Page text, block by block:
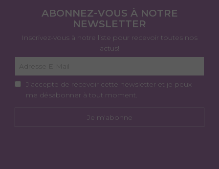
ABONNEZ-VOUS À NOTRE
NEWSLETTER
Inscrivez-vous à notre liste pour recevoir toutes nos
actus!
J’accepte de recevoir cette newsletter et je peux
me désabonner à tout moment.
Je m'abonne